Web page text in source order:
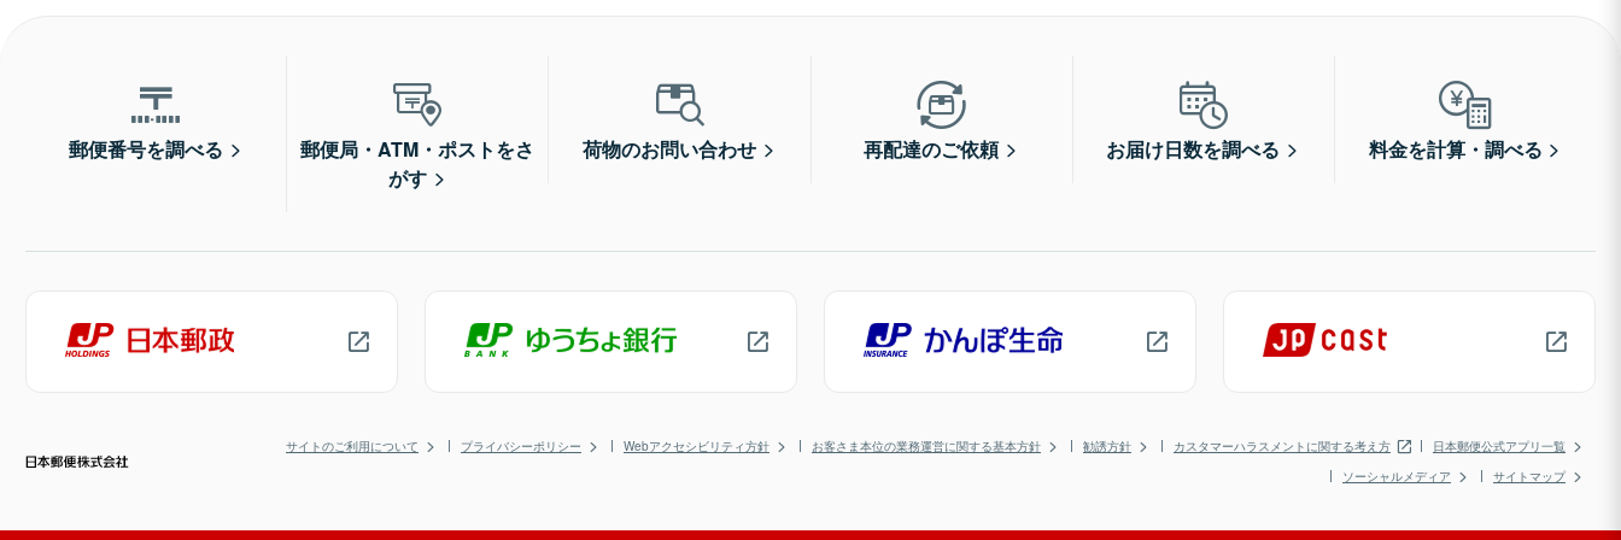
郵便番号を調べる
郵便局・ATM・ポストをさ
がす
荷物のお問い合わせ 再配達のご依頼 お届け日数を調べる 料金を計算・調べる
サイトのご利用について プライバシーポリシー Webアクセシビリティ方針 お客さま本位の業務運営に関する基本方針 勧誘方針 カスタマーハラスメントに関する考え方
日本郵便公式アプリ一覧
ソーシャルメディア
サイトマップ